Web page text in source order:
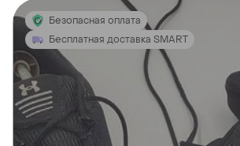
Безопасная оплата
Бесплатная доставка SMART